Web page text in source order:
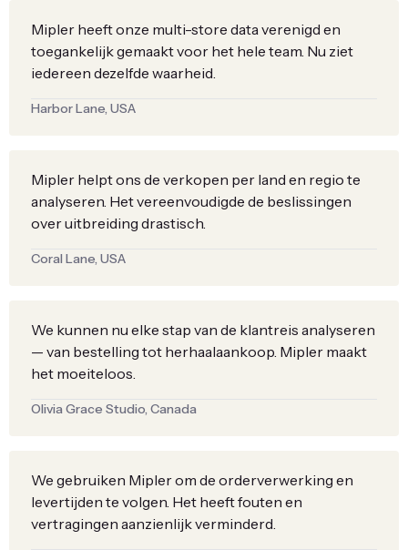
Mipler heeft onze multi-store data verenigd en
toegankelijk gemaakt voor het hele team. Nu ziet
iedereen dezelfde waarheid.
Harbor Lane, USA
Mipler helpt ons de verkopen per land en regio te
analyseren. Het vereenvoudigde de beslissingen
over uitbreiding drastisch.
Coral Lane, USA
We kunnen nu elke stap van de klantreis analyseren
— van bestelling tot herhaalaankoop. Mipler maakt
het moeiteloos.
Olivia Grace Studio, Canada
We gebruiken Mipler om de orderverwerking en
levertijden te volgen. Het heeft fouten en
vertragingen aanzienlijk verminderd.